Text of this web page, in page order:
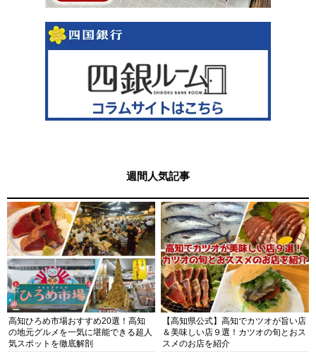
週間人気記事
高知ひろめ市場おすすめ20選！高知
の地元グルメを一気に堪能できる超人
気スポットを徹底解剖
【高知県公式】高知でカツオが旨い店
＆美味しい店９選！カツオの旬とおス
スメのお店を紹介